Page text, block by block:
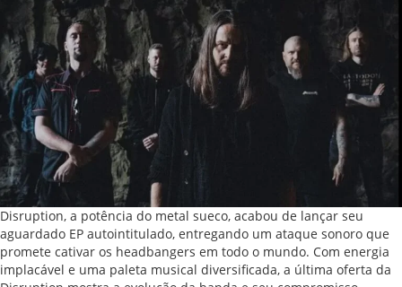
Disruption, a potência do metal sueco, acabou de lançar seu
aguardado EP autointitulado, entregando um ataque sonoro que
promete cativar os headbangers em todo o mundo. Com energia
implacável e uma paleta musical diversificada, a última oferta da